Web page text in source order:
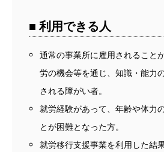
■ 利用できる人
通常の事業所に雇用されること
労の機会等を通じ、知識・能力
される障がい者。
就労経験があって、年齢や体力
とが困難となった方。
就労移行支援事業を利用した結